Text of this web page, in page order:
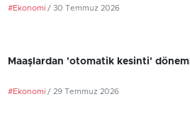
#Ekonomi / 30 Temmuz 2026
Maaşlardan 'otomatik kesinti'
#Ekonomi / 29 Temmuz 2026